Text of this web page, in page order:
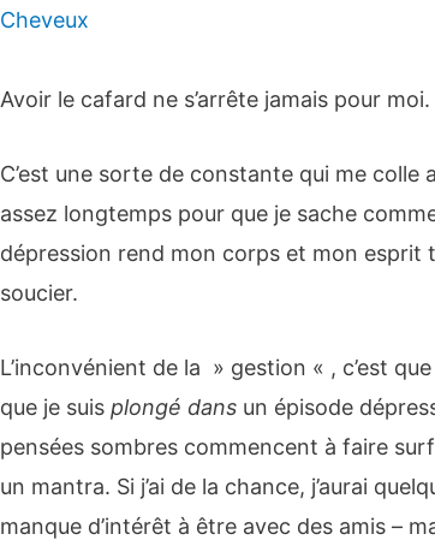
Cheveux
Avoir le cafard ne s’arrête jamais pour moi.
C’est une sorte de constante qui me colle
assez longtemps pour que je sache
dépression rend mon corps et mon esprit
soucier.
L’inconvénient de la » gestion « , c’est
que je suisplongé dans un épisode
pensées sombres commencent à faire
un mantra. Si j’ai de la chance, j’aurai
manque d’intérêt à être avec des amis –